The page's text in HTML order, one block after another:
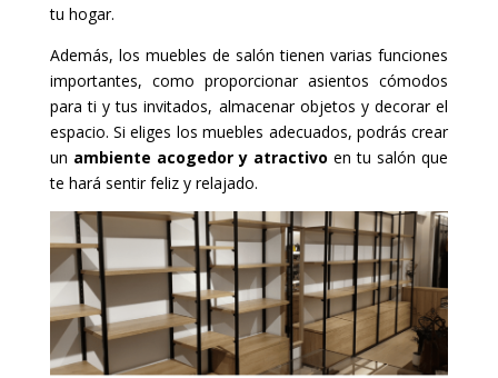
tu hogar.
Además, los muebles de salón tienen varias funciones
importantes, como proporcionar asientos cómodos
para ti y tus invitados, almacenar objetos y decorar el
espacio. Si eliges los muebles adecuados, podrás crear
un ambiente acogedor y atractivo en tu salón que
te hará sentir feliz y relajado.